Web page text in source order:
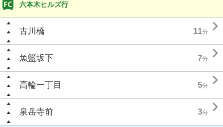
六本木ヒルズ行
古川橋 11分 
魚籃坂下 7分 
高輪一丁目 5分 
泉岳寺前 3分 